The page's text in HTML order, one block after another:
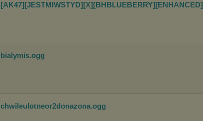
[AK47][JESTMIWSTYD][X][BHBLUEBERRY][ENHANCED]
bialymis.ogg
chwileulotneor2donazona.ogg